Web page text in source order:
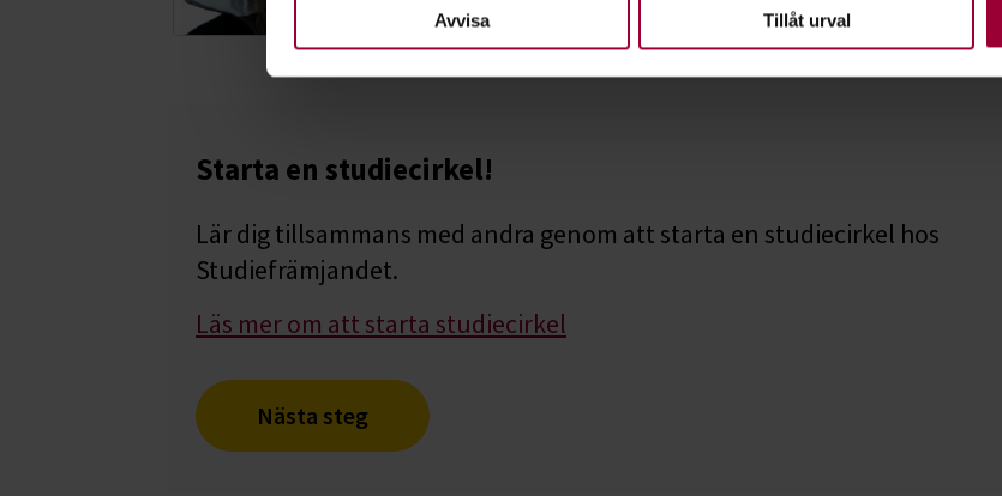
Avvisa Tillåt urval
Starta en studiecirkel!
Lär dig tillsammans med andra genom att starta en studiecirkel hos
Studiefrämjandet.
Läs mer om att starta studiecirkel
Nästa steg